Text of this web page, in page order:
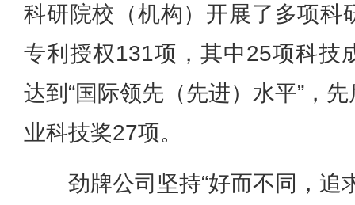
科研院校（机构）开展了多项科
专利授权131项，其中25项科技
达到“国际领先（先进）水平”，
业科技奖27项。
劲牌公司坚持“好而不同，追